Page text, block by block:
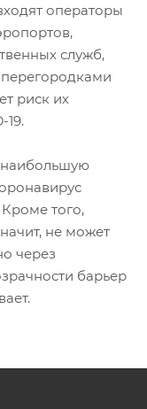
операторы
служб,
риск их
19.
наибольшую
Кроме того,
не может
через
барьер